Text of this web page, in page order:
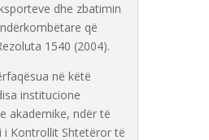
dhe zbatimin
që
1540 (2004).
në këtë
institucione
akademike, ndër të
i Kontrollit Shtetëror të